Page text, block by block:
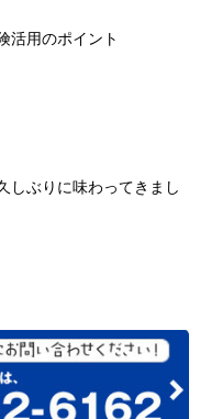
活用のポイント
しぶりに味わってきまし